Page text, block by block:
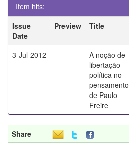
Item hits:
Issue
Date
Preview Title
3-Jul-2012
A noção de
libertação
política no
pensamento
de Paulo
Freire
Share